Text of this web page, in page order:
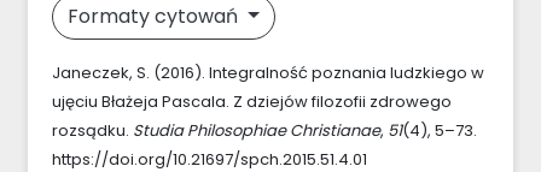
Formaty cytowań
Janeczek, S. (2016). Integralność poznania ludzkiego w
ujęciu Błażeja Pascala. Z dziejów filozofii zdrowego
rozsądku. Studia Philosophiae Christianae, 51(4), 5–73.
https://doi.org/10.21697/spch.2015.51.4.01